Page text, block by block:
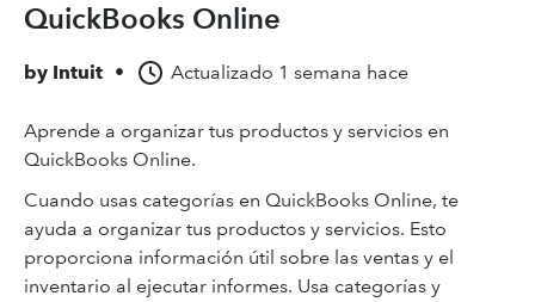
QuickBooks Online
by Intuit • Actualizado 1 semana hace
Aprende a organizar tus productos y servicios en
QuickBooks Online.
Cuando usas categorías en QuickBooks Online, te
ayuda a organizar tus productos y servicios. Esto
proporciona información útil sobre las ventas y el
inventario al ejecutar informes. Usa categorías y